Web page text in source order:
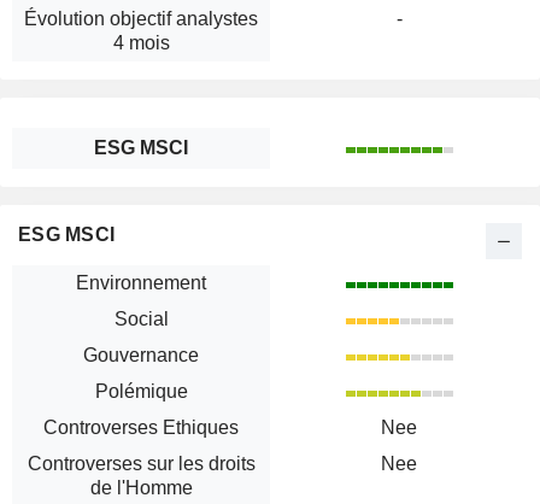
Évolution objectif analystes
4 mois
-
ESG MSCI
ESG MSCI
Environnement
Social
Gouvernance
Polémique
Controverses Ethiques
Nee
Controverses sur les droits
de l'Homme
Nee